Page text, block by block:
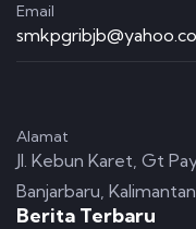
Email
Alamat
Jl. Kebun Karet, Gt
Banjarbaru,
Berita Terbaru